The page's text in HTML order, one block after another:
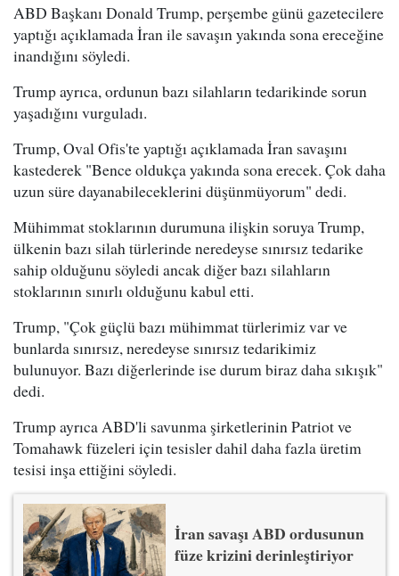
ABD Başkanı Donald Trump, perşembe günü gazetecilere
yaptığı açıklamada İran ile savaşın yakında sona ereceğine
inandığını söyledi.
Trump ayrıca, ordunun bazı silahların tedarikinde sorun
yaşadığını vurguladı.
Trump, Oval Ofis'te yaptığı açıklamada İran savaşını
kastederek "Bence oldukça yakında sona erecek. Çok daha
uzun süre dayanabileceklerini düşünmüyorum" dedi.
Mühimmat stoklarının durumuna ilişkin soruya Trump,
ülkenin bazı silah türlerinde neredeyse sınırsız tedarike
sahip olduğunu söyledi ancak diğer bazı silahların
stoklarının sınırlı olduğunu kabul etti.
Trump, "Çok güçlü bazı mühimmat türlerimiz var ve
bunlarda sınırsız, neredeyse sınırsız tedarikimiz
bulunuyor. Bazı diğerlerinde ise durum biraz daha sıkışık"
dedi.
Trump ayrıca ABD'li savunma şirketlerinin Patriot ve
Tomahawk füzeleri için tesisler dahil daha fazla üretim
tesisi inşa ettiğini söyledi.
İran savaşı ABD ordusunun
füze krizini derinleştiriyor